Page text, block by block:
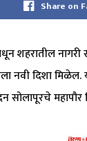
Share on
शहरातील
नवी दिशा
सोलापूरचे